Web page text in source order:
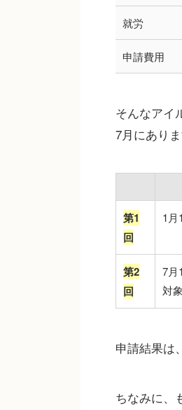
就労
申請費用
そんなアイ
7月にあり
第1
回
1月
第2
回
7月
対象
申請結果は
ちなみに、